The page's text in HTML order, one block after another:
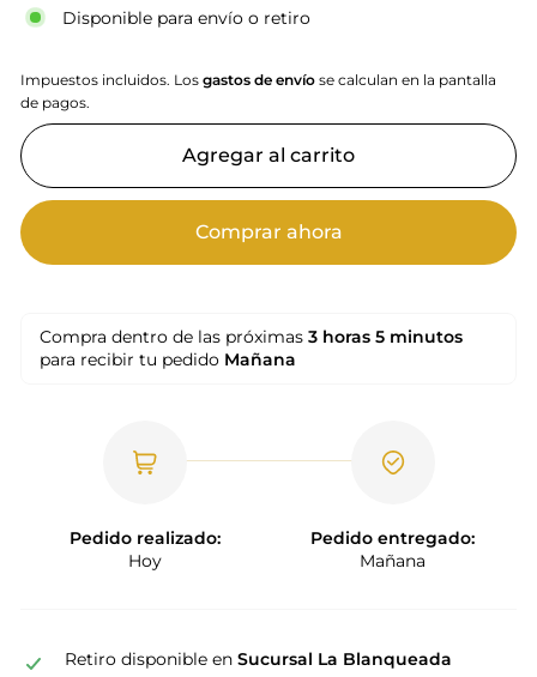
Disponible para envío o retiro
Impuestos incluidos. Los gastos de envío se calculan en la pantalla
de pagos.
Agregar al carrito
Comprar ahora
Compra dentro de las próximas 3 horas 5 minutos
para recibir tu pedido Mañana
Pedido realizado:
Hoy
Pedido entregado:
Mañana
Retiro disponible en Sucursal La Blanqueada